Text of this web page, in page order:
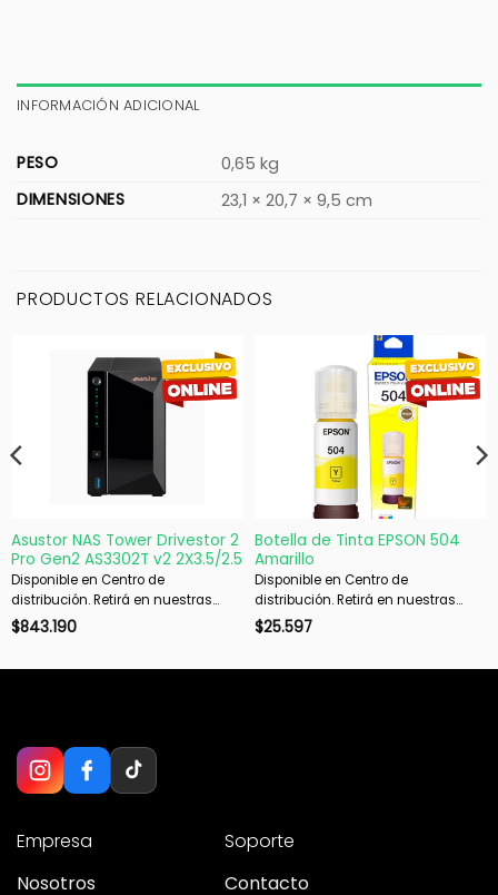
INFORMACIÓN ADICIONAL
PESO
0,65 kg
DIMENSIONES
23,1 × 20,7 × 9,5 cm
PRODUCTOS RELACIONADOS
Asustor NAS Tower Drivestor 2
Pro Gen2 AS3302T v2 2X3.5/2.5
Disponible en Centro de
distribución. Retirá en nuestras
sucursales en 48 hs hábiles. Si es
$843.190
Botella de Tinta EPSON 504
Amarillo
Disponible en Centro de
distribución. Retirá en nuestras
sucursales en 48 hs hábiles. Si es
$25.597
Empresa
Nosotros
Soporte
Contacto